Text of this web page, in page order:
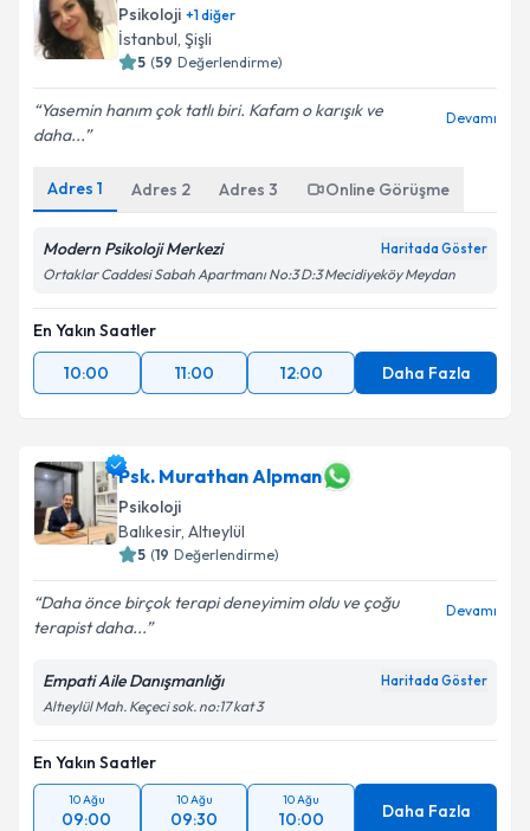
Psikoloji +1diğer
İstanbul, Şişli
5 (59 Değerlendirme)
Yasemin hanım çok tatlı biri. Kafam o karışık ve
daha...
Devamı
Adres 1 Adres 2 Adres 3 Online Görüşme
Modern Psikoloji Merkezi Haritada Göster
Ortaklar Caddesi Sabah Apartmanı No:3 D:3 Mecidiyeköy Meydan
En Yakın Saatler
10:00
11:00 12:00 Daha Fazla
Psk. Murathan Alpman
Psikoloji
Balıkesir, Altıeylül
5 (19 Değerlendirme)
Daha önce birçok terapi deneyimim oldu ve çoğu
terapist daha...
Devamı
Empati Aile Danışmanlığı Haritada Göster
Altıeylül Mah. Keçeci sok. no:17 kat 3
En Yakın Saatler
10 Ağu
09:00
10 Ağu
09:30
10 Ağu
10:00 Daha Fazla